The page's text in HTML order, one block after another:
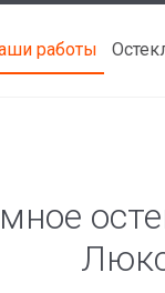
работы